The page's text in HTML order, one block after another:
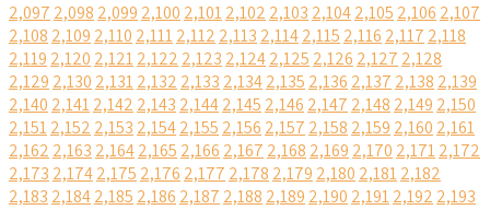
2,097 2,098 2,099 2,100 2,1012,102 2,103 2,1042,105 2,106 2,107
2,108 2,109 2,110 2,1112,112 2,113 2,1142,115 2,116 2,117 2,118
2,119 2,120 2,1212,122 2,123 2,1242,125 2,126 2,127 2,128
2,129 2,130 2,1312,132 2,133 2,1342,135 2,136 2,137 2,138 2,139
2,140 2,1412,142 2,143 2,1442,145 2,146 2,147 2,148 2,149 2,150
2,1512,152 2,153 2,1542,155 2,156 2,157 2,158 2,159 2,160 2,161
2,162 2,163 2,1642,165 2,166 2,167 2,168 2,169 2,170 2,1712,172
2,173 2,1742,175 2,176 2,177 2,178 2,179 2,180 2,1812,182
2,183 2,1842,185 2,186 2,187 2,188 2,189 2,190 2,1912,192 2,193